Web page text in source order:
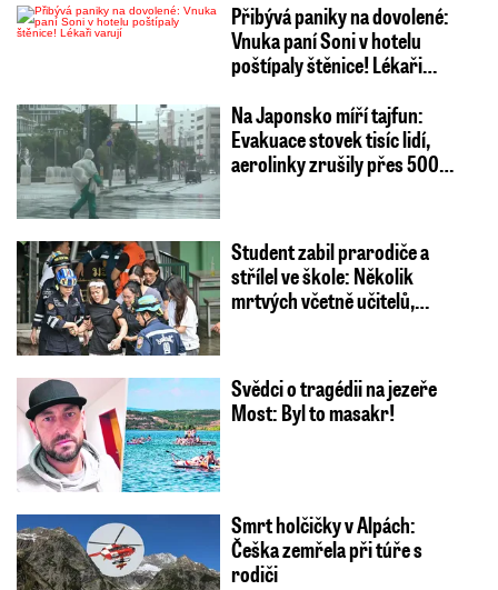
Přibývá paniky na dovolené:
Vnuka paní Soni v hotelu
poštípaly štěnice! Lékaři…
Na Japonsko míří tajfun:
Evakuace stovek tisíc lidí,
aerolinky zrušily přes 500…
Student zabil prarodiče a
střílel ve škole: Několik
mrtvých včetně učitelů,…
Svědci o tragédii na jezeře
Most: Byl to masakr!
Smrt holčičky v Alpách:
Češka zemřela při túře s
rodiči